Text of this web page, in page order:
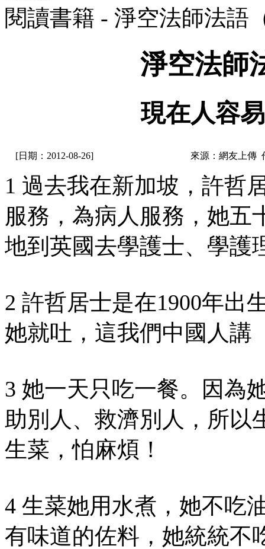
閱讀書籍 - 淨空法師法語
淨空法師
現在人容
[日期：2012-08-26] 來源：網友上傳
1 過去我在新加坡，許哲
服務，為病人服務，她五
地到英國去學護士、學護
2 許哲居士是在1900年出
她就吐，這我們中國人講
3 她一天只吃一餐。因為
助別人、救濟別人，所以
生菜，怕麻煩！
4 生菜她用水煮，她不吃
有味道的佐料，她統統不